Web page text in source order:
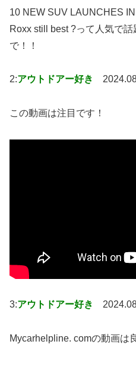
10 NEW SUV LAUNCHES
Roxx still best ?って人気で
で！！
2:アウトドアー好き
この動画は注目です！
3:アウトドアー好き
Mycarhelpline. comの動画は